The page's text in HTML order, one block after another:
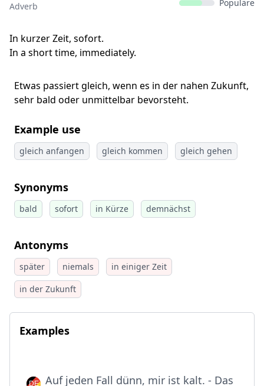
Adverb Populäre
In kurzer Zeit, sofort.
In a short time, immediately.
Etwas passiert gleich, wenn es in der nahen Zukunft,
sehr bald oder unmittelbar bevorsteht.
Example use
gleich anfangen gleich kommen gleich gehen
Synonyms
bald sofort in Kürze demnächst
Antonyms
später niemals
in einiger Zeit
in der Zukunft
Examples
Auf jeden Fall dünn, mir ist kalt. - Das